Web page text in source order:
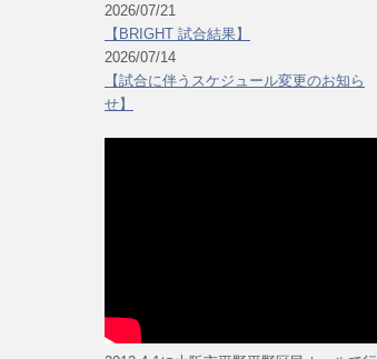
2026/07/21
【BRIGHT 試合結果】
2026/07/14
【試合に伴うスケジュール変更のお知ら
せ】